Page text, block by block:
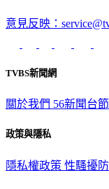
意見反映：
TVBS新聞網
關於我們 56新聞台
政策與隱私
隱私權政策 性騷擾